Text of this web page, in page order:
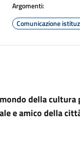
Argomenti:
Comunicazione
della cultura
e amico della